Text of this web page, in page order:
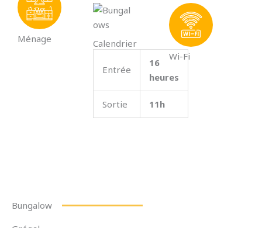
Ménage Calendrier
Entrée
16
heures
Sortie 11h
Wi-Fi
Bungalow